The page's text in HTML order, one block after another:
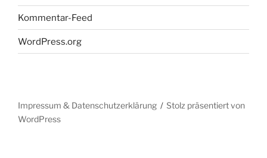
Kommentar-Feed
WordPress.org
Impressum & Datenschutzerklärung
Stolz präsentiert von
WordPress